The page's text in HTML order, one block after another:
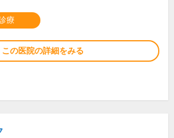
療
この医院の詳細をみる